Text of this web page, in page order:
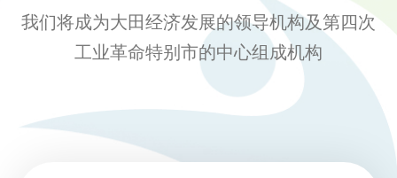
我们将成为大田经济发展的领导机构及第四次
工业革命特别市的中心组成机构